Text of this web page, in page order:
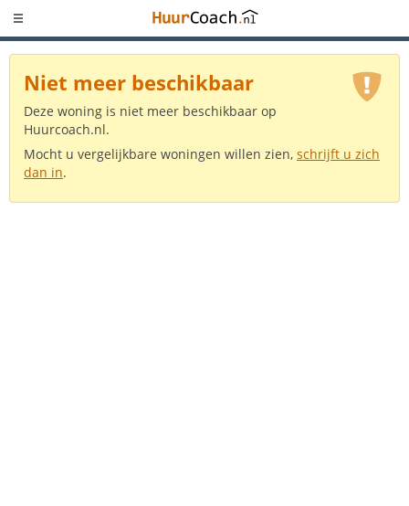
Niet meer beschikbaar
Deze woning is niet meer beschikbaar op
Huurcoach.nl.
Mocht u vergelijkbare woningen willen zien, schrijft u zich
dan in.